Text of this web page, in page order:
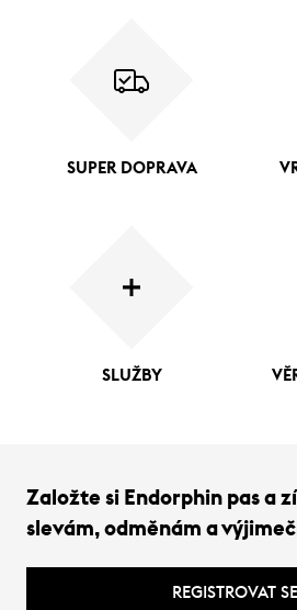
SUPER DOPRAVA
SLUŽBY
Založte si Endorphin pas a
slevám, odměnám a
REGISTROVAT SE